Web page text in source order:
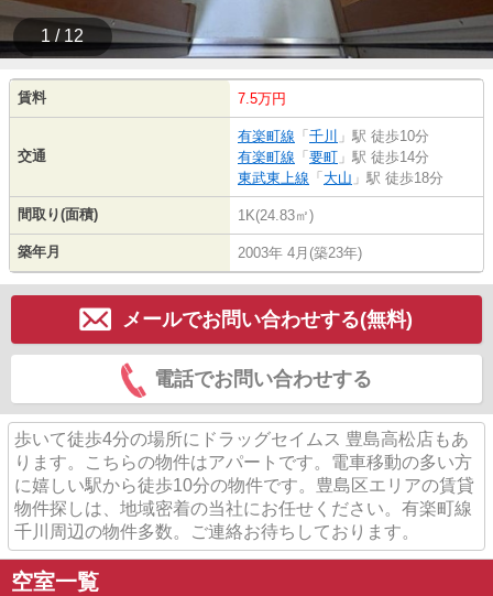
1 / 12
賃料 7.5万円
交通
有楽町線 「 千川 」駅 徒歩10分
有楽町線 「 要町 」駅 徒歩14分
東武東上線 「 大山 」駅 徒歩18分
間取り(面積) 1K(24.83㎡)
築年月 2003年 4月(築23年)
メールでお問い合わせする(無料)
電話でお問い合わせする
歩いて徒歩4分の場所にドラッグセイムス 豊島高松店もあ
ります。こちらの物件はアパートです。電車移動の多い方
に嬉しい駅から徒歩10分の物件です。豊島区エリアの賃貸
物件探しは、地域密着の当社にお任せください。有楽町線
千川周辺の物件多数。ご連絡お待ちしております。
空室一覧